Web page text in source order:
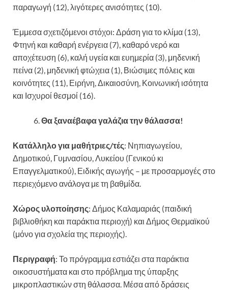
παραγωγή (12), λιγότερες ανισότητες (10).
Έμμεσα σχετιζόμενοι στόχοι: Δράση για το κλίμα (13),
Φτηνή και καθαρή ενέργεια (7), καθαρό νερό και
αποχέτευση (6), καλή υγεία και ευημερία (3), μηδενική
πείνα (2), μηδενική φτώχεια (1), Βιώσιμες πόλεις και
κοινότητες (11), Ειρήνη, Δικαιοσύνη, Κοινωνική ισότητα
και Ισχυροί θεσμοί (16).
Θα ξαναέβαφα γαλάζια την θάλασσα!
Κατάλληλο για μαθήτριες/τές: Νηπιαγωγείου,
Δημοτικού, Γυμνασίου, Λυκείου (Γενικού κι
Επαγγελματικού), Ειδικής αγωγής – με προσαρμογές στο
περιεχόμενο ανάλογα με τη βαθμίδα.
Χώρος υλοποίησης: Δήμος Καλαμαριάς (παιδική
βιβλιοθήκη και παράκτια περιοχή) και Δήμος Θερμαϊκού
(μόνο για σχολεία της περιοχής).
Περιγραφή: Το πρόγραμμα εστιάζει στα παράκτια
οικοσυστήματα και στο πρόβλημα της ύπαρξης
μικροπλαστικών στη θάλασσα. Μέσα από δράσεις